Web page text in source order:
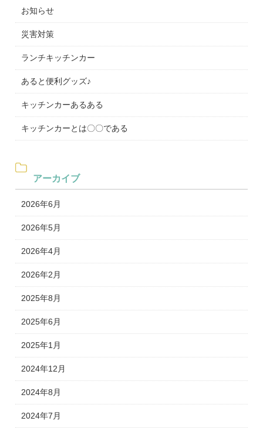
お知らせ
災害対策
ランチキッチンカー
あると便利グッズ♪
キッチンカーあるある
キッチンカーとは〇〇である
アーカイブ
2026年6月
2026年5月
2026年4月
2026年2月
2025年8月
2025年6月
2025年1月
2024年12月
2024年8月
2024年7月